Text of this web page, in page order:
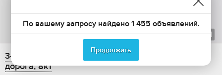
1
3-ком. квартира на продажу, 57.5 м2, Муринская
дорога, 8к1
По вашему запросу найдено 1 455 объявлений.
Продолжить